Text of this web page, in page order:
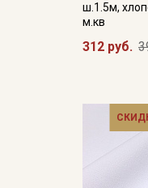
ш.1.5м,
м.кв
312 руб.